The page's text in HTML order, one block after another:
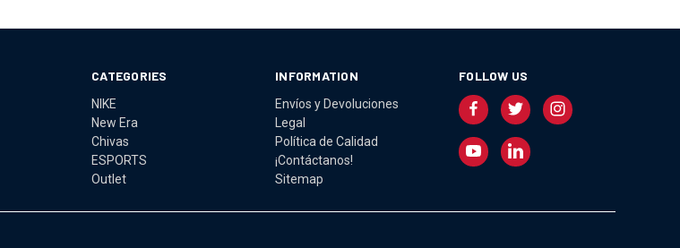
CATEGORIES
NIKE
New Era
Chivas
ESPORTS
Outlet
INFORMATION
Envíos y Devoluciones
Legal
Política de Calidad
¡Contáctanos!
Sitemap
FOLLOW US